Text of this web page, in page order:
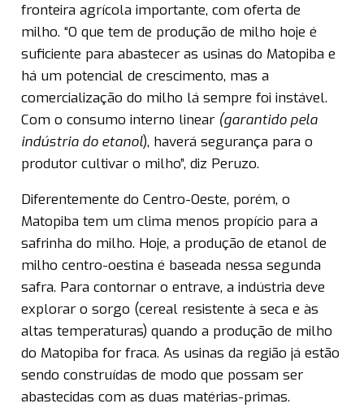
fronteira agrícola importante, com oferta de
milho. “O que tem de produção de milho hoje é
suficiente para abastecer as usinas do Matopiba e
há um potencial de crescimento, mas a
comercialização do milho lá sempre foi instável.
Com o consumo interno linear (garantido pela
indústria do etanol), haverá segurança para o
produtor cultivar o milho”, diz Peruzo.
Diferentemente do Centro-Oeste, porém, o
Matopiba tem um clima menos propício para a
safrinha do milho. Hoje, a produção de etanol de
milho centro-oestina é baseada nessa segunda
safra. Para contornar o entrave, a indústria deve
explorar o sorgo (cereal resistente à seca e às
altas temperaturas) quando a produção de milho
do Matopiba for fraca. As usinas da região já estão
sendo construídas de modo que possam ser
abastecidas com as duas matérias-primas.